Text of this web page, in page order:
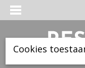
Cookies